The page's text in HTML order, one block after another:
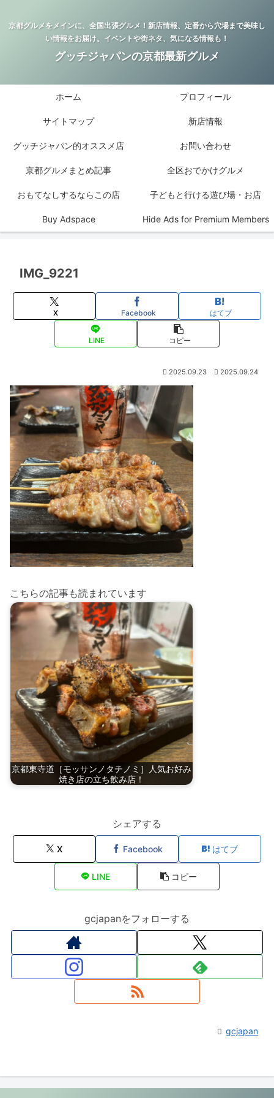
京都グルメをメインに、全国出張グルメ！新店情報、定番から穴場まで美味し
い情報をお届け。イベントや街ネタ、気になる情報も！
グッチジャパンの京都最新グルメ
ホーム プロフィール
サイトマップ 新店情報
グッチジャパン的オススメ店 お問い合わせ
京都グルメまとめ記事 全区おでかけグルメ
おもてなしするならこの店 子どもと行ける遊び場・お店
Buy Adspace Hide Ads for Premium Members
IMG_9221
X Facebook はてブ
LINE コピー
2025.09.23 2025.09.24
こちらの記事も読まれています
京都東寺道［モッサンノタチノミ］人気お好み
焼き店の立ち飲み店！
シェアする
X Facebook はてブ
LINE コピー
gcjapanをフォローする
gcjapan